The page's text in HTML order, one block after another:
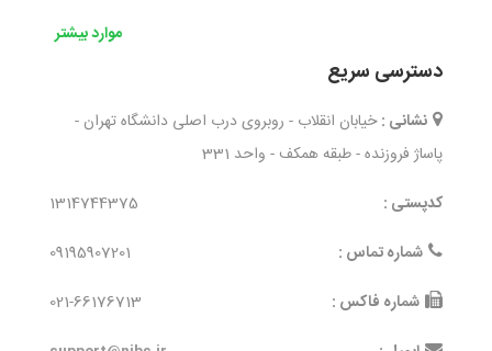
موارد بیشتر
دسترسی سریع
نشانی : خیابان انقلاب - روبروی درب اصلی دانشگاه تهران -
پاساژ فروزنده - طبقه همکف - واحد 331
کدپستی :
1314744375
شماره تماس :
09195907201
شماره فاکس :
021-66176713